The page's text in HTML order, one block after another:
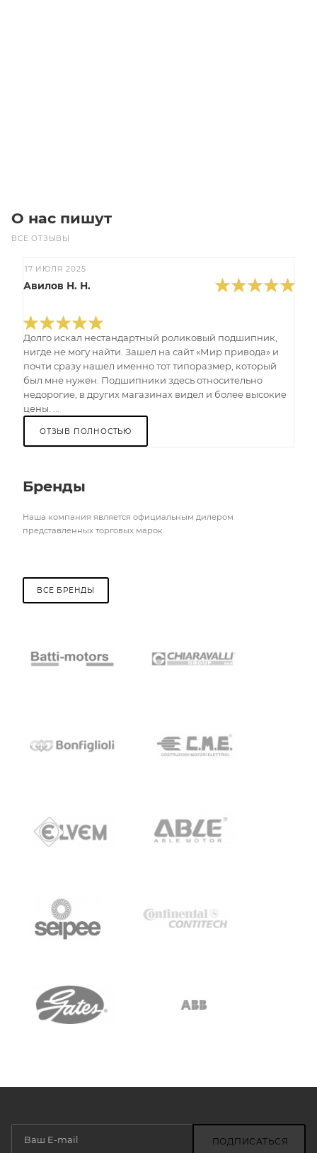
О нас пишут
ВСЕ ОТЗЫВЫ
17 ИЮЛЯ 2025
Авилов Н. Н.
Долго искал нестандартный роликовый подшипник,
нигде не могу найти. Зашел на сайт «Мир привода» и
почти сразу нашел именно тот типоразмер, который
был мне нужен. Подшипники здесь относительно
недорогие, в других магазинах видел и более высокие
цены. ...
ОТЗЫВ ПОЛНОСТЬЮ
Бренды
Наша компания является официальным дилером
представленных торговых марок.
ВСЕ БРЕНДЫ
ПОДПИСАТЬСЯ